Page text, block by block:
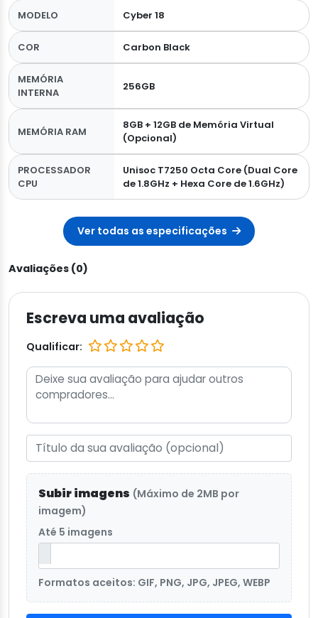
MODELO Cyber 18
COR Carbon Black
MEMÓRIA
INTERNA
256GB
MEMÓRIA RAM
8GB + 12GB de Memória Virtual
(Opcional)
PROCESSADOR
CPU
Unisoc T7250 Octa Core (Dual Core
de 1.8GHz + Hexa Core de 1.6GHz)
Ver todas as especificações
Avaliações (0)
Escreva uma avaliação
Qualificar:
Subir imagens (Máximo de 2MB por
imagem)
Até 5 imagens
Formatos aceitos: GIF, PNG, JPG, JPEG, WEBP